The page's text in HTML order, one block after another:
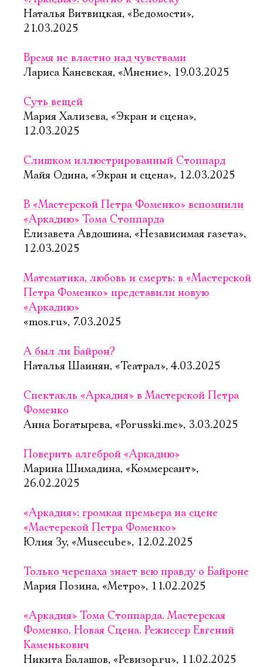
Наталья Витвицкая, «Ведомости»,
21.03.2025
Время не властно над чувствами
Лариса Каневская, «Мнение», 19.03.2025
Суть вещей
Мария Хализева, «Экран и сцена»,
12.03.2025
Слишком иллюстрированный Стоппард
Майя Одина, «Экран и сцена», 12.03.2025
В «Мастерской Петра Фоменко» вспомнили
«Аркадию» Тома Стоппарда
Елизавета Авдошина, «Независимая газета»,
12.03.2025
Математика, любовь и смерть: в «Мастерской
Петра Фоменко» представили новую
«Аркадию»
«mos.ru», 7.03.2025
А был ли Байрон?
Наталья Шаинян, «Театрал», 4.03.2025
Спектакль «Аркадия» в Мастерской Петра
Фоменко
Анна Богатырева, «Porusski.me», 3.03.2025
Поверить алгеброй «Аркадию»
Марина Шимадина, «Коммерсант»,
26.02.2025
«Аркадия»: громкая премьера на сцене
«Мастерской Петра Фоменко»
Юлия Зу, «Musecube», 12.02.2025
Только черепаха знает всю правду о Байроне
Мария Позина, «Метро», 11.02.2025
«Аркадия» Тома Стоппарда. Мастерская
Фоменко. Новая Сцена. Режиссер Евгений
Каменькович
Никита Балашов, «Ревизор.ru», 11.02.2025